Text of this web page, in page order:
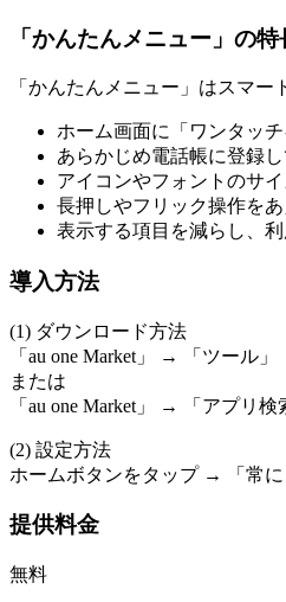
「かんたんメニュー」の特
「かんたんメニュー」はスマ
ホーム画面に「ワンタッ
あらかじめ電話帳に登録
アイコンやフォントのサ
長押しやフリック操作を
表示する項目を減らし、
導入方法
(1) ダウンロード方法
「au one Market」 → 「ツール
または
「au one Market」 → 「アプリ
(2) 設定方法
ホームボタンをタップ → 「常
提供料金
無料